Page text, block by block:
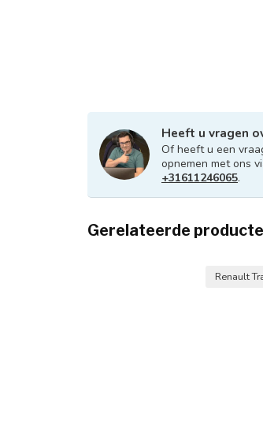
Heeft u vragen
Of heeft u een
opnemen met ons
+31611246065.
Gerelateerde
Renault